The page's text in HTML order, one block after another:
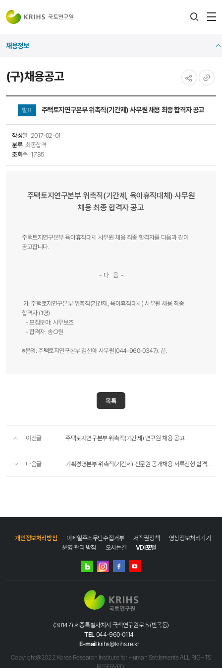
(구)채용공고
채용정보
복사
발표 주택토지연구본부 위촉직(기간제) 사무원 채용 최종 합격자 공고
작성일 2017-02-01
분류 최종합격
조회수 1,785
주택토지연구본부 위촉직(기간제, 육아휴직대체) 사무원
채용 최종 합격자 공고
주택토지연구본부 육아휴직대체 사무원 채용 최종 합격자를 다음과 같이
공고합니다.
- 다 음 -
가. 주택토지연구본부 위촉직(기간제, 육아휴직대체) 사무원 채용 최종
합격자 (1명)
- 모집분야: 사무보조
- 합격자: 송○원
※문의: 주택토지연구본부 김신애 사무원(044-960-0347). 끝.​
목록
이전글 주택토지연구본부 위촉직(기간제) 연구원 채용 공고
다음글 기획경영본부 위촉직(기간제) 전문원 공개채용 서류전형 합격자 공고
개인정보처리방침 이메일주소무단수집거부 저작권정책
영상정보처리기기
운영·관리 방침
오시는길 VDI포털
네이버
인스타그램
(30147) 세종특별자치시 국책연구원로 5 (반곡동)
TEL 044-960-0114
E-mail krihs@krihs.re.kr
Copyright@2022 Korea Research Institute for Human Settlements ALL RIGHTS